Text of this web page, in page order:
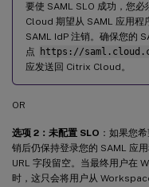
要使 SAML SLO 成功，您
Cloud 期望从 SAML 应用程
SAML IdP 注销。确保您的
点
https://
应发送回 Citrix Cloud。
OR
选项 2：未配置 SLO ：如果您
销后仍保持登录您的 SAML 应
URL 字段留空。当最终用户在
时，这只会将用户从